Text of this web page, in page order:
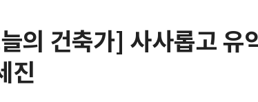
회원가입
의 건축가] 사사롭고 유
진